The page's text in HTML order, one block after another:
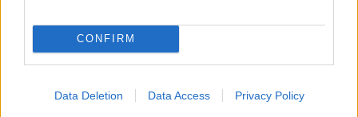
CONFIRM
Data Deletion Data Access Privacy Policy
is megerősítette. Pedig a dorogiak győzelemmel
kezdték az idényt, ám a Budafok elleni siker után
sorozatban a Soroksártól, a Gyirmóttól és a
Kazincbarcikától is kikaptak. Miskei helyét
ideiglenesen Balogh Pál sportigazgató veszi át.